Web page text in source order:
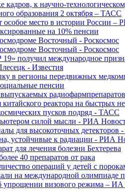
кадров, к научно-
образования 2 октября – ТАСС
особое место в истории России –
на 10% пенсии
Восточный - Роскосмос
Восточный - Роскосмос
получил международное
- Известия
в регионы передвижных
пенсии
реактора на быстрых
пусков подряд - ТАСС
силой мысли - РИА
для высокоточных
устойчивые к радиации - РИА
для лечения болезни Бехтерева
40 препаратов от рака
операций у детей с
на международной олимпиаде
упрощении визового режима – ИА